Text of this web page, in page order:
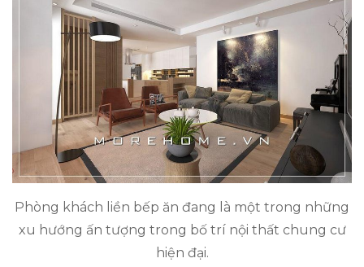
Phòng khách liền bếp ăn đang là một trong những
xu hướng ấn tượng trong bố trí nội thất chung cư
hiện đại.